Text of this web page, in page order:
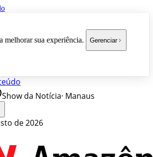
melhorar sua experiência. Gerenciar
Show da Notícia· Manaus
de 2026